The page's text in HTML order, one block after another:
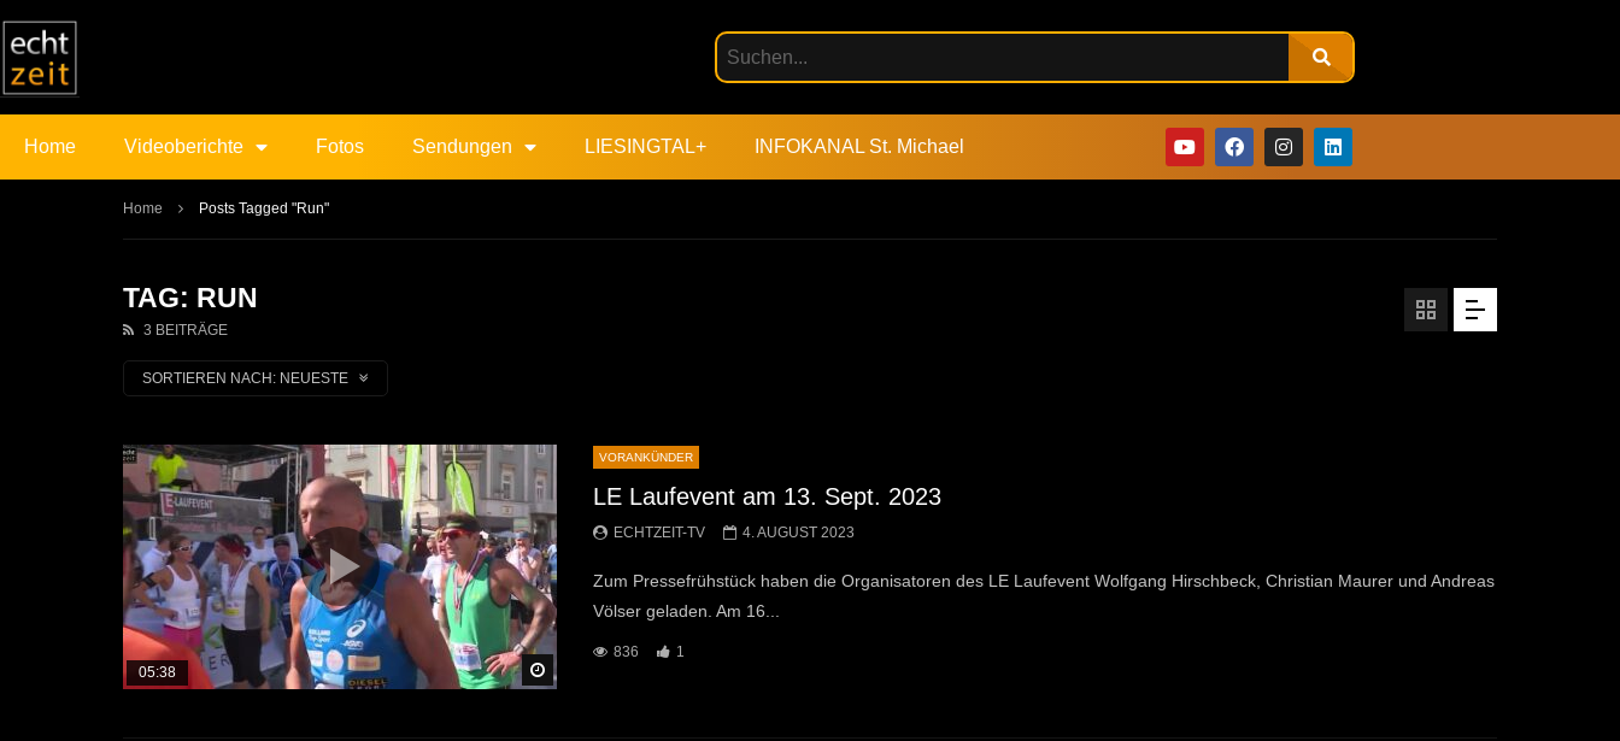
Home Videoberichte Fotos Sendungen LIESINGTAL+ INFOKANAL St. Michael
Home Posts Tagged "Run"
TAG: RUN
3 BEITRÄGE
SORTIEREN NACH: NEUESTE
Später Ansehen
05:38
VORANKÜNDER
LE Laufevent am 13. Sept. 2023
ECHTZEIT-TV 4. AUGUST 2023
Zum Pressefrühstück haben die Organisatoren des LE Laufevent Wolfgang Hirschbeck, Christian Maurer und Andreas
Völser geladen. Am 16...
836 1